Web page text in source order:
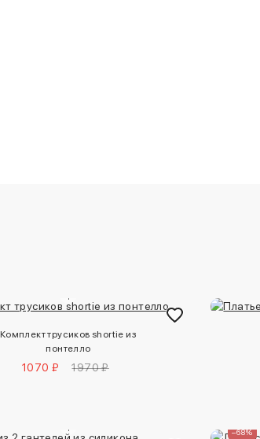
Комплект трусиков shortie из
понтелло
1070 ₽ 1970 ₽
–68%